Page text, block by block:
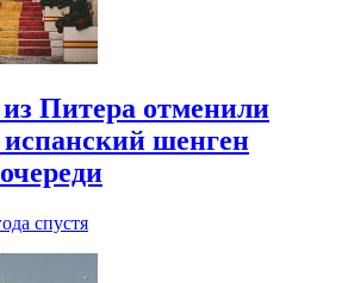
Питера отменили
испанский шенген
спустя